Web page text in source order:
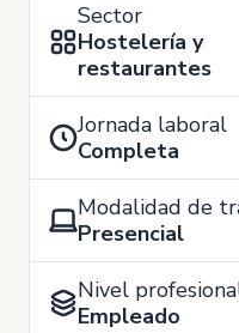
Sector
Hostelería y
restaurantes
Jornada laboral
Completa
Modalidad de
Presencial
Nivel
Empleado